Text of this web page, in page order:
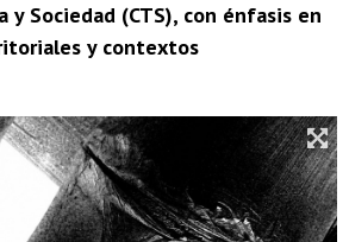
y Sociedad (CTS), con énfasis en
y contextos